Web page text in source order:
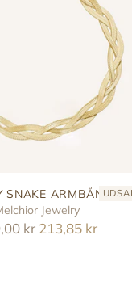
SNAKE ARMBÅND
Jewelry
kr 213,85 kr